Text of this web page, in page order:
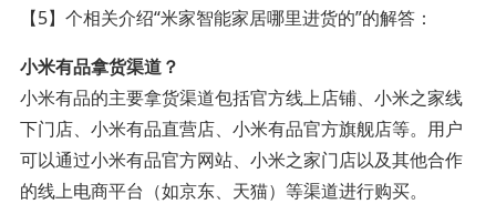
【5】个相关介绍“米家智能家居哪里进货的”的解答：
小米有品拿货渠道？
小米有品的主要拿货渠道包括官方线上店铺、小米之家线
下门店、小米有品直营店、小米有品官方旗舰店等。用户
可以通过小米有品官方网站、小米之家门店以及其他合作
的线上电商平台（如京东、天猫）等渠道进行购买。